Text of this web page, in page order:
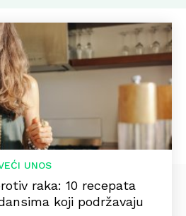
UNOS
raka: 10 recepata
koji podržavaju